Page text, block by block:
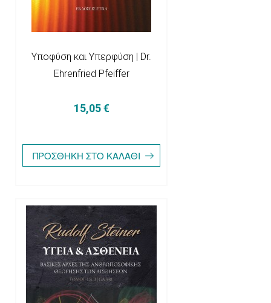
Υποφύση και Υπερφύση | Dr.
Ehrenfried Pfeiffer
15,05 €